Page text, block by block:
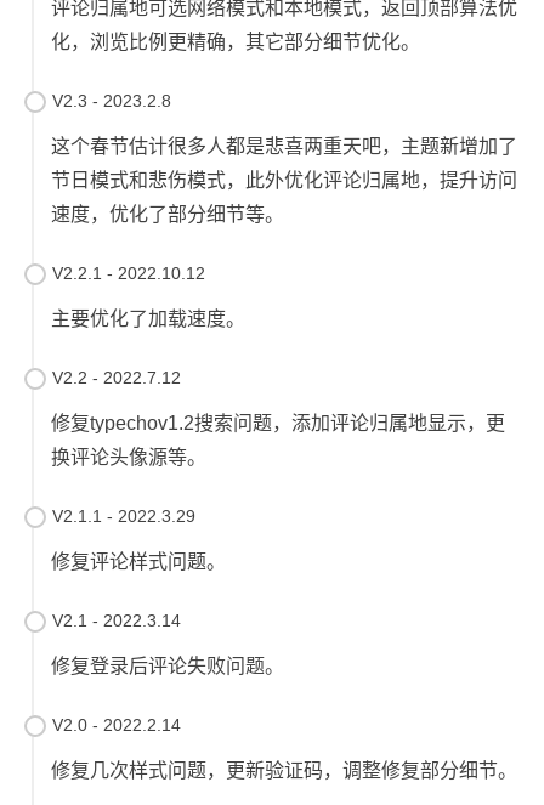
评论归属地可选网络模式和本地模式，返回顶部算法优
化，浏览比例更精确，其它部分细节优化。
V2.3 - 2023.2.8
这个春节估计很多人都是悲喜两重天吧，主题新增加了
节日模式和悲伤模式，此外优化评论归属地，提升访问
速度，优化了部分细节等。
V2.2.1 - 2022.10.12
主要优化了加载速度。
V2.2 - 2022.7.12
修复typechov1.2搜索问题，添加评论归属地显示，更
换评论头像源等。
V2.1.1 - 2022.3.29
修复评论样式问题。
V2.1 - 2022.3.14
修复登录后评论失败问题。
V2.0 - 2022.2.14
修复几次样式问题，更新验证码，调整修复部分细节。